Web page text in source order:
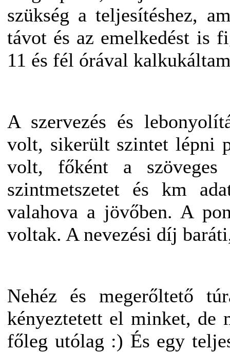
szükség a teljesítéshez,
távot és az emelkedést is
11 és fél órával
A szervezés és
volt, sikerült szintet lépni
volt, főként a szöveges
szintmetszetet és km
valahova a jövőben. A
voltak. A nevezési díj
Nehéz és megerőltető
kényeztetett el minket, de
főleg utólag :) És egy